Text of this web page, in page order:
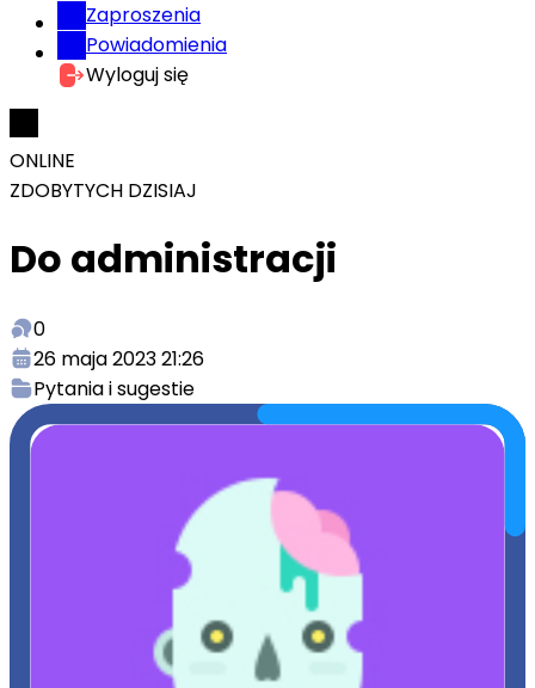
Zaproszenia
Powiadomienia
Wyloguj się
ONLINE
ZDOBYTYCH DZISIAJ
Do administracji
0
26 maja 2023 21:26
Pytania i sugestie